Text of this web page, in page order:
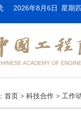
2026年8月6日 星期四
首页> 科技合作> 工作